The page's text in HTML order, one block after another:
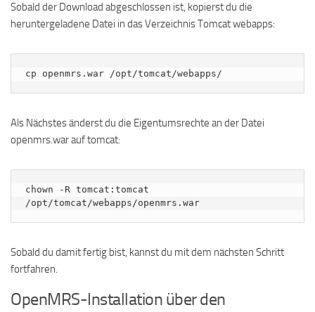
Sobald der Download abgeschlossen ist, kopierst du die
heruntergeladene Datei in das Verzeichnis Tomcat webapps:
cp openmrs.war /opt/tomcat/webapps/
Als Nächstes änderst du die Eigentumsrechte an der Datei
openmrs.war auf tomcat:
chown -R tomcat:tomcat
/opt/tomcat/webapps/openmrs.war
Sobald du damit fertig bist, kannst du mit dem nächsten Schritt
fortfahren.
OpenMRS-Installation über den